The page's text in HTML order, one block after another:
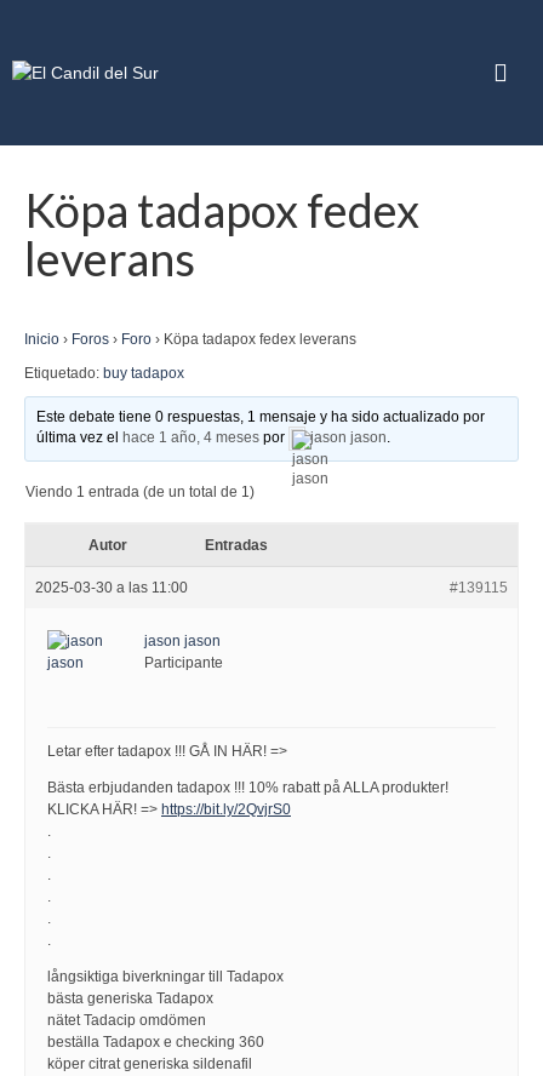
Köpa tadapox fedex
leverans
Inicio › Foros › Foro › Köpa tadapox fedex leverans
Etiquetado: buy tadapox
Este debate tiene 0 respuestas, 1 mensaje y ha sido actualizado por
última vez el
hace 1 año, 4 meses por jason jason.
Viendo 1 entrada (de un total de 1)
Autor Entradas
2025-03-30 a las 11:00 #139115
jason jason
Participante
Letar efter tadapox !!! GÅ IN HÄR! =>
Bästa erbjudanden tadapox !!! 10% rabatt på ALLA produkter!
KLICKA HÄR! => https://bit.ly/2QvjrS0
.
.
.
.
.
.
långsiktiga biverkningar till Tadapox
bästa generiska Tadapox
nätet Tadacip omdömen
beställa Tadapox e checking 360
köper citrat generiska sildenafil